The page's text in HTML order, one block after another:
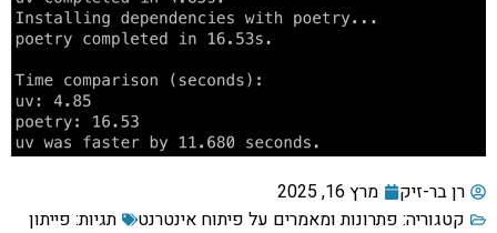
רן בר-זיק
מרץ 16, 2025
קטגוריה: פתרונות ומאמרים על פיתוח אינטרנט תגיות: פייתון